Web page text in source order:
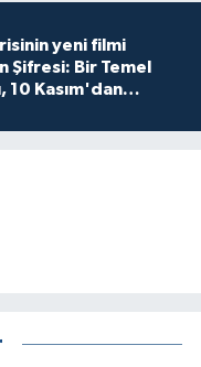
yeni filmi
Şifresi: Bir Temel
10 Kasım'dan